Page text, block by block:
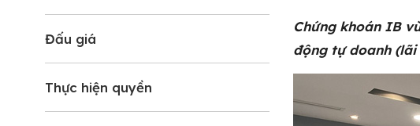
Đấu giá
Thực hiện quyền
Chứng khoán IB
động tự doanh